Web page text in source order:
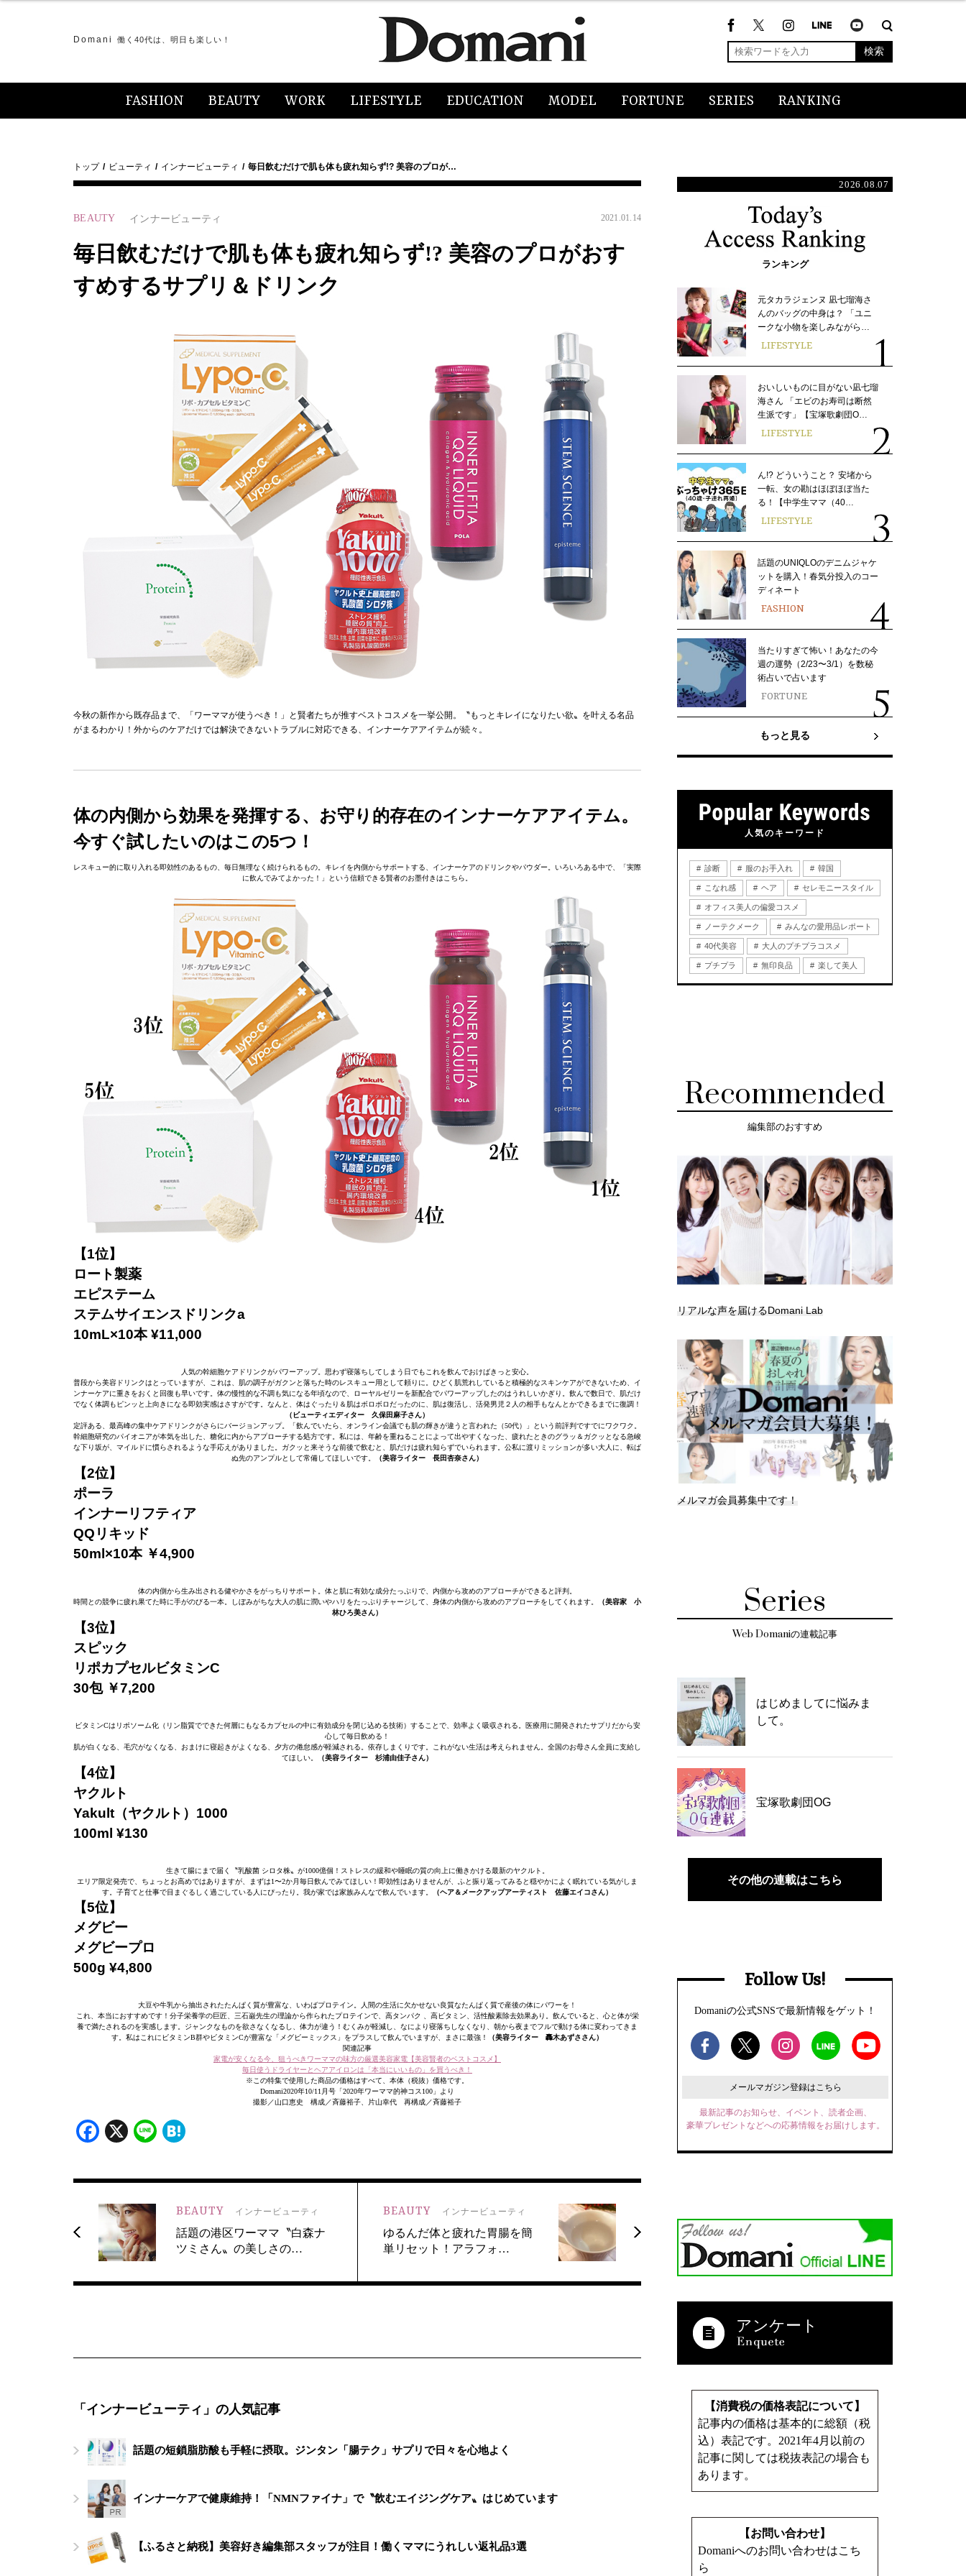
Domani 働く40代は、明日も楽しい！
検索
FASHION BEAUTY WORK LIFESTYLE EDUCATION MODEL FORTUNE SERIES RANKING
トップ ビューティ インナービューティ 毎日飲むだけで肌も体も疲れ知らず!? 美容のプロが…
BEAUTY インナービューティ 2021.01.14
毎日飲むだけで肌も体も疲れ知らず!? 美容のプロがおす
すめするサプリ＆ドリンク
今秋の新作から既存品まで、「ワーママが使うべき！」と賢者たちが推すベストコスメを一挙公開。〝もっとキレイになりたい欲〟を叶える名品
がまるわかり！外からのケアだけでは解決できないトラブルに対応できる、インナーケアアイテムが続々。
体の内側から効果を発揮する、お守り的存在のインナーケアアイテム。
今すぐ試したいのはこの5つ！
レスキュー的に取り入れる即効性のあるもの、毎日無理なく続けられるもの。キレイを内側からサポートする、インナーケアのドリンクやパウダー。いろいろある中で、「実際
に飲んでみてよかった！」という信頼できる賢者のお墨付きはこちら。
【1位】
ロート製薬
エピステーム
ステムサイエンスドリンクa
10mL×10本 ¥11,000
人気の幹細胞ケアドリンクがパワーアップ。思わず寝落ちしてしまう日でもこれを飲んでおけばきっと安心。
普段から美容ドリンクはとっていますが、これは、肌の調子がガクンと落ちた時のレスキュー用として頼りに。ひどく肌荒れしていると積極的なスキンケアができないため、イ
ンナーケアに重きをおくと回復も早いです。体の慢性的な不調も気になる年頃なので、ローヤルゼリーを新配合でパワーアップしたのはうれしいかぎり。飲んで数日で、肌だけ
でなく体調もピンッと上向きになる即効実感はさすがです。なんと、体はぐったり＆肌はボロボロだったのに、肌は復活し、活発男児２人の相手もなんとかできるまでに復調！
（ビューティエディター 久保田麻子さん）
定評ある、最高峰の集中ケアドリンクがさらにバージョンアップ。「飲んでいたら、オンライン会議でも肌の輝きが違うと言われた（50代）」という前評判ですでにワクワク。
幹細胞研究のパイオニアが本気を出した、糖化に内からアプローチする処方です。私には、年齢を重ねることによって出やすくなった、疲れたときのグラッ＆ガクッとなる急峻
な下り坂が、マイルドに慣らされるような手応えがありました。ガクッと来そうな前後で飲むと、肌だけは疲れ知らずでいられます。公私に渡りミッションが多い大人に、転ば
ぬ先のアンプルとして常備してほしいです。
（美容ライター 長田杏奈さん）
【2位】
ポーラ
インナーリフティア
QQリキッド
50ml×10本 ￥4,900
体の内側から生み出される健やかさをがっちりサポート。体と肌に有効な成分たっぷりで、内側から攻めのアプローチができると評判。
時間との競争に疲れ果てた時に手がのびる一本。しぼみがちな大人の肌に潤いやハリをたっぷりチャージして、身体の内側から攻めのアプローチをしてくれます。
（美容家 小
林ひろ美さん）
【3位】
スピック
リポカプセルビタミンC
30包 ￥7,200
ビタミンCはリポソーム化（リン脂質でできた何層にもなるカプセルの中に有効成分を閉じ込める技術）することで、効率よく吸収される。医療用に開発されたサプリだから安
心して毎日飲める！
肌が白くなる、毛穴がなくなる、おまけに寝起きがよくなる、夕方の倦怠感が軽減される。依存しまくりです。これがない生活は考えられません。全国のお母さん全員に支給し
てほしい。
（美容ライター 杉浦由佳子さん）
【4位】
ヤクルト
Yakult（ヤクルト）1000
100ml ¥130
生きて腸にまで届く〝乳酸菌 シロタ株〟が1000億個！ストレスの緩和や睡眠の質の向上に働きかける最新のヤクルト。
エリア限定発売で、ちょっとお高めではありますが、まずは1〜2か月毎日飲んでみてほしい！即効性はありませんが、ふと振り返ってみると穏やかによく眠れている気がしま
す。子育てと仕事で目まぐるしく過ごしている人にぴったり。我が家では家族みんなで飲んでいます。
（ヘア＆メークアップアーティスト 佐藤エイコさん）
【5位】
メグビー
メグビープロ
500g ¥4,800
大豆や牛乳から抽出されたたんぱく質が豊富な、いわばプロテイン。人間の生活に欠かせない良質なたんぱく質で産後の体にパワーを！
これ、本当におすすめです！分子栄養学の巨匠、三石巌先生の理論から作られたプロテインで、高タンパク 、高ビタミン、活性酸素除去効果あり。飲んでいると、心と体が栄
養で満たされるのを実感します。ジャンクなものを欲さなくなるし、体力が違う！むくみが軽減し、なにより寝落ちしなくなり、朝から夜までフルで動ける体に変わってきま
す。私はこれにビタミンB群やビタミンCが豊富な「メグビーミックス」をプラスして飲んでいますが、まさに最強！
（美容ライター 轟木あずささん）
関連記事
家電が安くなる今、狙うべきワーママの味方の厳選美容家電【美容賢者のベストコスメ】
毎日使うドライヤーとヘアアイロンは「本当にいいもの」を買うべき！
※この特集で使用した商品の価格はすべて、本体（税抜）価格です。
Domani2020年10/11月号「2020年ワーママ的神コス100」より
撮影／山口恵史 構成／斉藤裕子、片山幸代 再構成／斉藤裕子
Facebook
X Line
BEAUTY インナービューティ
話題の港区ワーママ〝白森ナ
ツミさん〟の美しさの…
BEAUTY インナービューティ
ゆるんだ体と疲れた胃腸を簡
単リセット！アラフォ…
「インナービューティ」の人気記事
話題の短鎖脂肪酸も手軽に摂取。ジンタン「腸テク」サプリで日々を心地よく
インナーケアで健康維持！「NMNファイナ」で〝飲むエイジングケア〟はじめています
【ふるさと納税】美容好き編集部スタッフが注目！働くママにうれしい返礼品3選
2026.08.07
ランキング
元タカラジェンヌ 凪七瑠海さ
んのバッグの中身は？ 「ユニ
ークな小物を楽しみながら…
LIFESTYLE
おいしいものに目がない凪七瑠
海さん 「エビのお寿司は断然
生派です」【宝塚歌劇団O…
LIFESTYLE
ん!? どういうこと？ 安堵から
一転、女の勘はほぼほぼ当た
る！【中学生ママ（40…
LIFESTYLE
話題のUNIQLOのデニムジャケ
ットを購入！春気分投入のコー
ディネート
FASHION
当たりすぎて怖い！あなたの今
週の運勢（2/23〜3/1）を数秘
術占いで占います
FORTUNE
もっと見る
人気のキーワード
診断 服のお手入れ 韓国
こなれ感 ヘア セレモニースタイル
オフィス美人の偏愛コスメ
ノーテクメーク みんなの愛用品レポート
40代美容 大人のプチプラコスメ
プチプラ 無印良品 楽して美人
Recommended
編集部のおすすめ
リアルな声を届けるDomani Lab
メルマガ会員募集中です！
Series
Web Domaniの連載記事
はじめましてに悩みま
して。
宝塚歌劇団OG
その他の連載はこちら
Follow Us!
Domaniの公式SNSで最新情報をゲット！
メールマガジン登録はこちら
最新記事のお知らせ、イベント、読者企画、
豪華プレゼントなどへの応募情報をお届けします。
アンケート
【消費税の価格表記について】
記事内の価格は基本的に総額（税
込）表記です。2021年4月以前の
記事に関しては税抜表記の場合も
あります。
【お問い合わせ】
Domaniへのお問い合わせはこち
ら